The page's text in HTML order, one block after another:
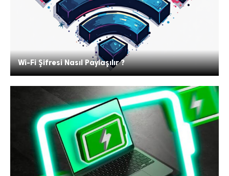
Wi-Fi Şifresi Nasıl Paylaşılır ?